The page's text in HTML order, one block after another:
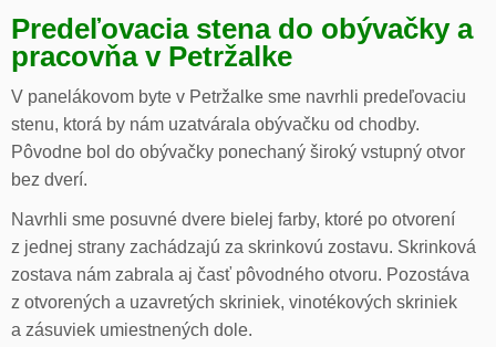
Predeľovacia stena do obývačky a
pracovňa v Petržalke
V panelákovom byte v Petržalke sme navrhli predeľovaciu
stenu, ktorá by nám uzatvárala obývačku od chodby.
Pôvodne bol do obývačky ponechaný široký vstupný otvor
bez dverí.
Navrhli sme posuvné dvere bielej farby, ktoré po otvorení
z jednej strany zachádzajú za skrinkovú zostavu. Skrinková
zostava nám zabrala aj časť pôvodného otvoru. Pozostáva
z otvorených a uzavretých skriniek, vinotékových skriniek
a zásuviek umiestnených dole.